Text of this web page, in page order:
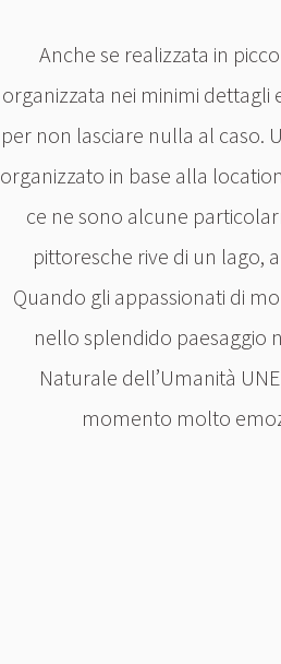
Anche se realizzata in
organizzata nei minimi dettagli
per non lasciare nulla al caso.
organizzato in base alla
ce ne sono alcune
pittoresche rive di un lago,
Quando gli appassionati di
nello splendido paesaggio
Naturale dell’Umanità
momento molto